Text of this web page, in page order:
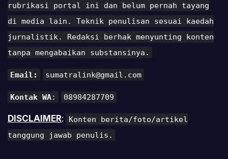
rubrikasi portal ini dan belum pernah tayang
di media lain. Teknik penulisan sesuai kaedah
jurnalistik. Redaksi berhak menyunting konten
tanpa mengabaikan substansinya.
Email: sumatralink@gmail.com
Kontak WA: 08984287709
DISCLAIMER:
Konten berita/foto/artikel
tanggung jawab penulis.